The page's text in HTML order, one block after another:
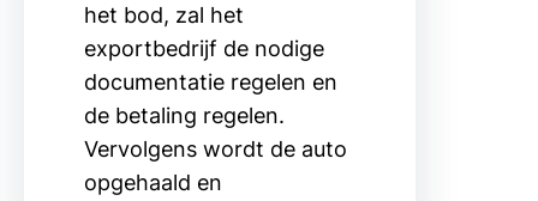
het bod, zal het
exportbedrijf de nodige
documentatie regelen en
de betaling regelen.
Vervolgens wordt de auto
opgehaald en